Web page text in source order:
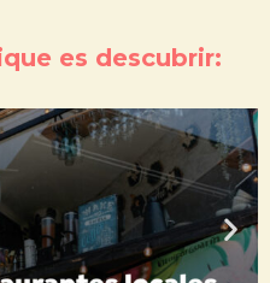
es descubrir: